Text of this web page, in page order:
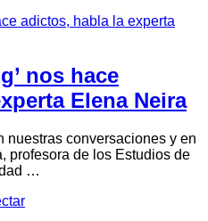
nos hace
Elena Neira
nuestras conversaciones y en
profesora de los Estudios de
…